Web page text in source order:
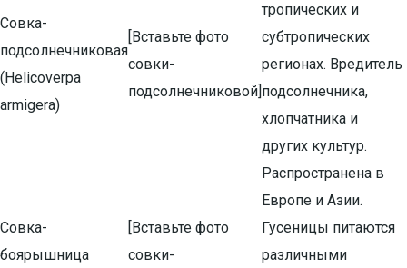
Совка-
подсолнечниковая
(Helicoverpa
armigera)
[Вставьте фото
совки-
подсолнечниковой]
тропических и
субтропических
регионах. Вредитель
подсолнечника,
хлопчатника и
других культур.
Совка-
боярышница
[Вставьте фото
совки-
Распространена в
Европе и Азии.
Гусеницы питаются
различными